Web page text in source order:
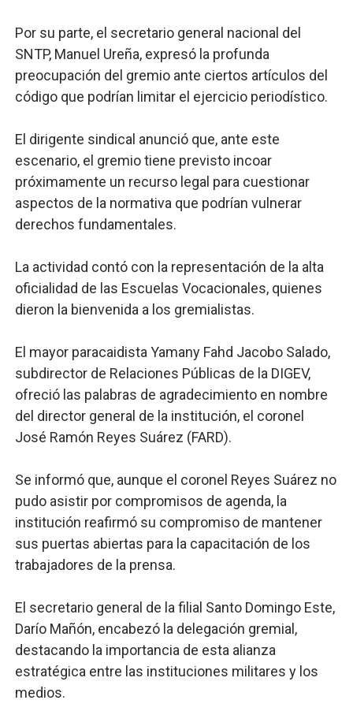
Por su parte, el secretario general nacional del
SNTP, Manuel Ureña, expresó la profunda
preocupación del gremio ante ciertos artículos del
código que podrían limitar el ejercicio periodístico.
El dirigente sindical anunció que, ante este
escenario, el gremio tiene previsto incoar
próximamente un recurso legal para cuestionar
aspectos de la normativa que podrían vulnerar
derechos fundamentales.
La actividad contó con la representación de la alta
oficialidad de las Escuelas Vocacionales, quienes
dieron la bienvenida a los gremialistas.
El mayor paracaidista Yamany Fahd Jacobo Salado,
subdirector de Relaciones Públicas de la DIGEV,
ofreció las palabras de agradecimiento en nombre
del director general de la institución, el coronel
José Ramón Reyes Suárez (FARD).
Se informó que, aunque el coronel Reyes Suárez no
pudo asistir por compromisos de agenda, la
institución reafirmó su compromiso de mantener
sus puertas abiertas para la capacitación de los
trabajadores de la prensa.
El secretario general de la filial Santo Domingo Este,
Darío Mañón, encabezó la delegación gremial,
destacando la importancia de esta alianza
estratégica entre las instituciones militares y los
medios.